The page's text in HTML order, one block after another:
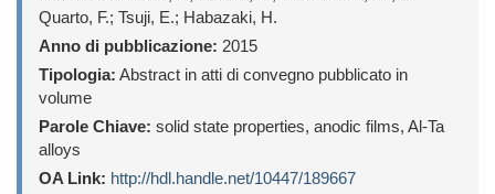
Quarto, F.; Tsuji, E.; Habazaki, H.
Anno di pubblicazione: 2015
Tipologia: Abstract in atti di convegno pubblicato in
volume
Parole Chiave: solid state properties, anodic films, Al-Ta
alloys
OA Link: http://hdl.handle.net/10447/189667